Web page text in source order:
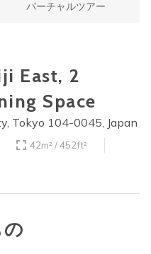
バーチャルツアー
East, 2
Space
Tokyo 104-0045, Japan
42m² / 452ft²